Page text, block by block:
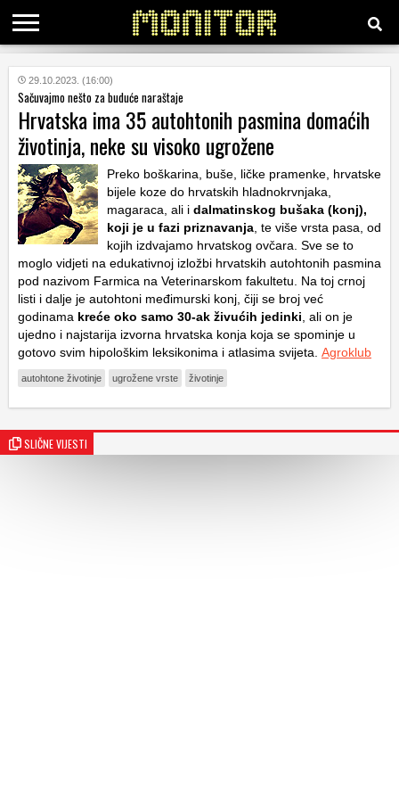
KATEGORIJE
HRVATSKI
WEB
29.10.2023. (16:00)
Sačuvajmo nešto za buduće naraštaje
Hrvatska ima 35 autohtonih pasmina domaćih
životinja, neke su visoko ugrožene
Preko boškarina, buše, ličke pramenke, hrvatske
bijele koze do hrvatskih hladnokrvnjaka,
magaraca, ali i dalmatinskog bušaka (konj),
koji je u fazi priznavanja , te više vrsta pasa, od
kojih izdvajamo hrvatskog ovčara. Sve se to
moglo vidjeti na edukativnoj izložbi hrvatskih autohtonih pasmina
pod nazivom Farmica na Veterinarskom fakultetu. Na toj crnoj
listi i dalje je autohtoni međimurski konj, čiji se broj već
godinama kreće oko samo 30-ak živućih jedinki , ali on je
ujedno i najstarija izvorna hrvatska konja koja se spominje u
gotovo svim hipološkim leksikonima i atlasima svijeta. Agroklub
autohtone životinje ugrožene vrste životinje
SLIČNE VIJESTI